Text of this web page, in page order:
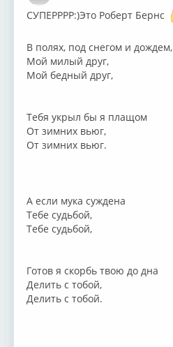
СУПЕРРРР:)Это Роберт Бернс
⁣В полях, под снегом и дождем,
Мой милый друг,
Мой бедный друг,
Тебя укрыл бы я плащом
От зимних вьюг,
От зимних вьюг.
А если мука суждена
Тебе судьбой,
Тебе судьбой,
Готов я скорбь твою до дна
Делить с тобой,
Делить с тобой.